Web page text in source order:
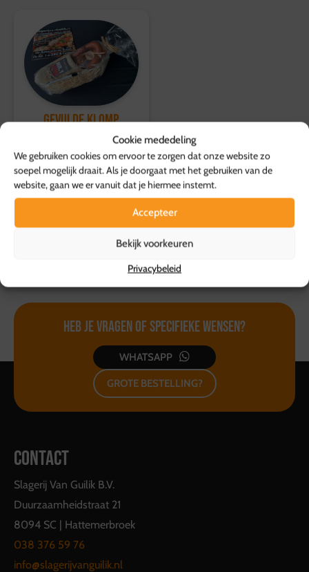
Cookie mededeling
We gebruiken cookies om ervoor te zorgen dat onze website zo
soepel mogelijk draait. Als je doorgaat met het gebruiken van de
website, gaan we er vanuit dat je hiermee instemt.
Accepteer
Bekijk voorkeuren
Privacybeleid
Gevulde Klomp
Toevoegen aan
winkelwagen
Heb je vragen ofspecifieke wensen?
WHATSAPP
GROTE BESTELLING?
CONTACT
Slagerij Van Guilik B.V.
Duurzaamheidstraat 21
8094 SC | Hattemerbroek
038 376 59 76
info@slagerijvanguilik.nl